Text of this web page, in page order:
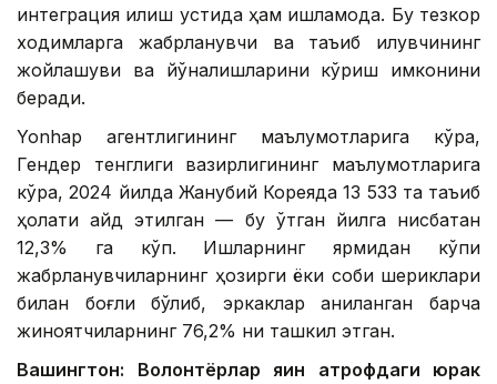
интеграция қилиш устида ҳам ишламоқда. Бу тезкор
ходимларга жабрланувчи ва таъқиб қилувчининг
жойлашуви ва йўналишларини кўриш имконини
беради.
Yonhap агентлигининг маълумотларига кўра,
Гендер тенглиги вазирлигининг маълумотларига
кўра, 2024 йилда Жанубий Кореяда 13 533 та таъқиб
ҳолати қайд этилган — бу ўтган йилга нисбатан
12,3% га кўп. Ишларнинг ярмидан кўпи
жабрланувчиларнинг ҳозирги ёки собиқ шериклари
билан боғлиқ бўлиб, эркаклар аниқланган барча
жиноятчиларнинг 76,2% ни ташкил этган.
Вашингтон: Волонтёрлар яқин атрофдаги юрак